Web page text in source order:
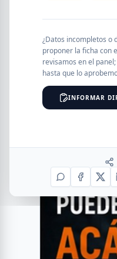
PROVINCIA
¿Datos incompletos o
proponer la ficha con
revisamos en el
hasta que lo
INFORMAR